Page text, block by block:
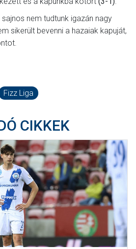
nem tudtunk igazán nagy
sikerült bevenni a hazaiak kapuját,
Fizz Liga
CIKKEK